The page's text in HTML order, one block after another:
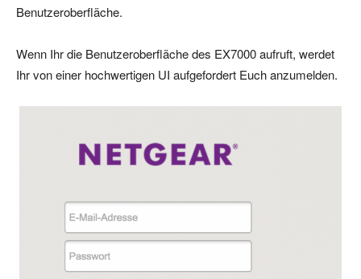
Benutzeroberfläche.
Wenn Ihr die Benutzeroberfläche des EX7000 aufruft, werdet
Ihr von einer hochwertigen UI aufgefordert Euch anzumelden.